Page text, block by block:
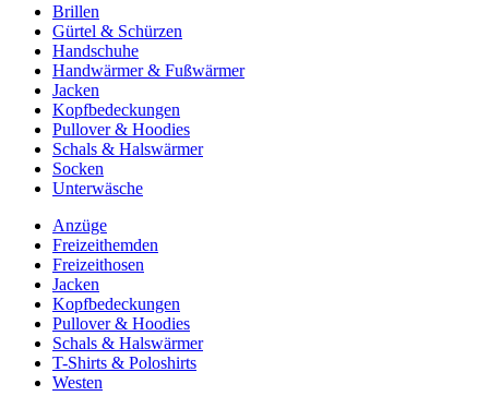
Brillen
Gürtel & Schürzen
Handschuhe
Handwärmer & Fußwärmer
Jacken
Kopfbedeckungen
Pullover & Hoodies
Schals & Halswärmer
Socken
Unterwäsche
Anzüge
Freizeithemden
Freizeithosen
Jacken
Kopfbedeckungen
Pullover & Hoodies
Schals & Halswärmer
T-Shirts & Poloshirts
Westen